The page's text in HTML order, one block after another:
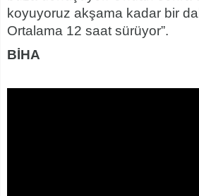
koyuyoruz akşama kadar bir
Ortalama 12 saat sürüyor”.
BİHA